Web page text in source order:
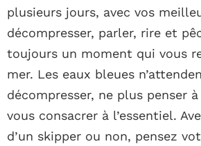
plusieurs jours, avec vos
décompresser, parler, rire et
toujours un moment qui vous
mer. Les eaux bleues
décompresser, ne plus penser
vous consacrer à l’essentiel.
d’un skipper ou non, pensez